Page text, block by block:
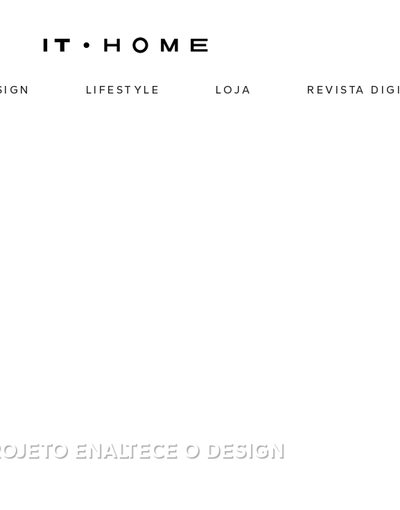
LIFESTYLE LOJA REVISTA
ENALTECE O DESIGN